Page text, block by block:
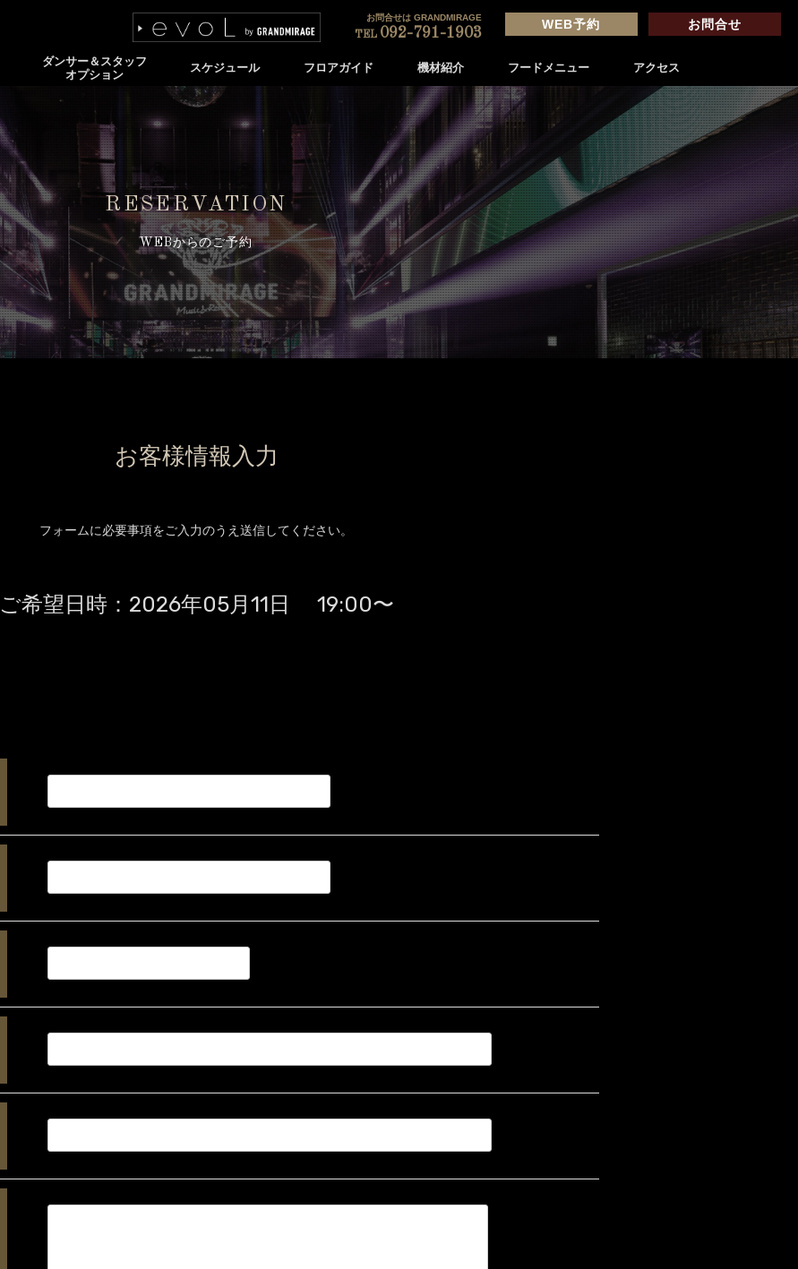
ダンサー＆スタッフ
オプション
スケジュール フロアガイド 機材紹介 フードメニュー アクセス
お問合せは GRANDMIRAGE
TEL 092-791-1903
WEB予約 お問合せ
RESERVATION
WEBからのご予約
お客様情報入力
フォームに必要事項をご入力のうえ送信してください。
ご希望日時： 2026年05月11日 19:00〜